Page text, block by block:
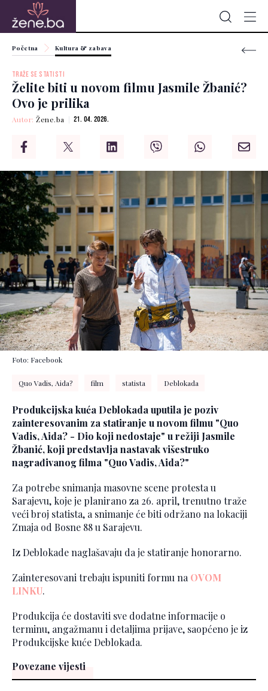
Početna Kultura & zabava
TRAŽE SE STATISTI
Želite biti u novom filmu Jasmile Žbanić?
Ovo je prilika
Autor:Žene.ba 21. 04. 2026.
Foto: Facebook
Quo Vadis, Aida? film statista Deblokada
Produkcijska kuća Deblokada uputila je poziv
zainteresovanim za statiranje u novom filmu "Quo
Vadis, Aida? - Dio koji nedostaje" u režiji Jasmile
Žbanić, koji predstavlja nastavak višestruko
nagrađivanog filma "Quo Vadis, Aida?"
Za potrebe snimanja masovne scene protesta u
Sarajevu, koje je planirano za 26. april, trenutno traže
veći broj statista, a snimanje će biti održano na lokaciji
Zmaja od Bosne 88 u Sarajevu.
Iz Deblokade naglašavaju da je statiranje honorarno.
Zainteresovani trebaju ispuniti formu naOVOM
LINKU.
Produkcija će dostaviti sve dodatne informacije o
terminu, angažmanu i detaljima prijave, saopćeno je iz
Produkcijske kuće Deblokada.
Povezane vijesti